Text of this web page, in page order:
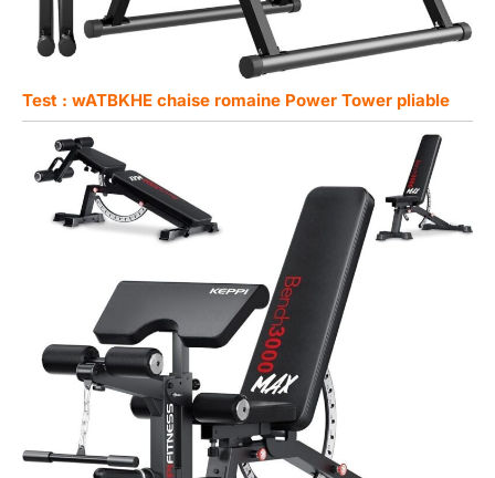
Test : wATBKHE chaise romaine Power Tower pliable